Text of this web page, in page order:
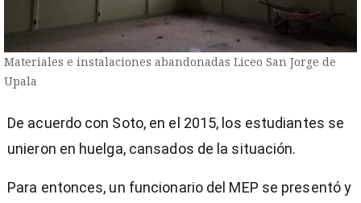
Materiales e instalaciones abandonadas Liceo San Jorge de
Upala
De acuerdo con Soto, en el 2015, los estudiantes se
unieron en huelga, cansados de la situación.
Para entonces, un funcionario del MEP se presentó y